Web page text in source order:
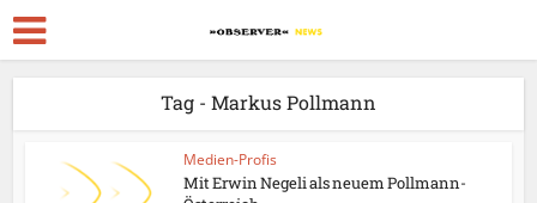
Tag - Markus Pollmann
Medien-Profis
Mit Erwin Negeli als neuem Pollmann-